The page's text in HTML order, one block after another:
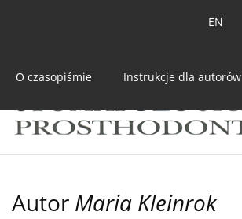
EN
O czasopiśmie Instrukcje dla autorów
Autor Maria Kleinrok